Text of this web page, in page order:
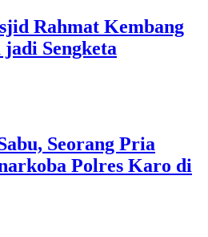
Rahmat Kembang
Sengketa
Seorang Pria
Polres Karo di